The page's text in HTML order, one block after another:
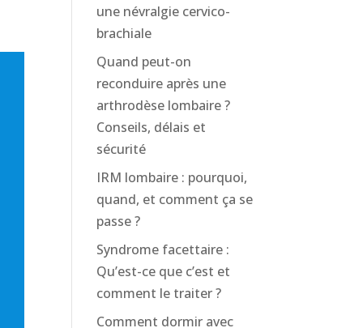
une névralgie cervico-
brachiale
Quand peut-on
reconduire après une
arthrodèse lombaire ?
Conseils, délais et
sécurité
IRM lombaire : pourquoi,
quand, et comment ça se
passe ?
Syndrome facettaire :
Qu’est-ce que c’est et
comment le traiter ?
Comment dormir avec